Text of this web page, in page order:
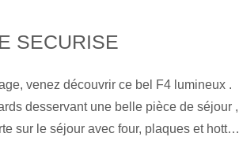
SECURISE
venez découvrir ce bel F4 lumineux .
desservant une belle pièce de séjour ,
sur le séjour avec four, plaques et hottes